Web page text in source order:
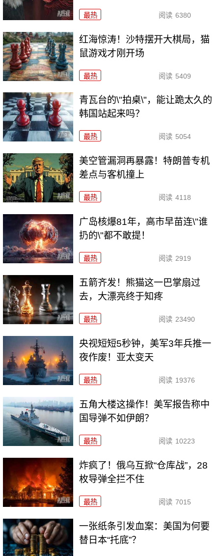
最热 阅读 6380
红海惊涛！沙特摆开大棋局，猫
鼠游戏才刚开场
最热 阅读 5409
青瓦台的\"拍桌\"，能让跪太久的
韩国站起来吗？
最热 阅读 5054
美空管漏洞再暴露！特朗普专机
差点与客机撞上
最热 阅读 4118
广岛核爆81年，高市早苗连\"谁
扔的\"都不敢提！
最热 阅读 2919
五箭齐发！熊猫这一巴掌扇过
去，大漂亮终于知疼
最热 阅读 23490
央视短短5秒钟，美军3年兵推一
夜作废！亚太变天
最热 阅读 19376
五角大楼这操作！美军报告称中
国导弹不如伊朗？
最热 阅读 10223
炸疯了！俄乌互掀“仓库战”，28
枚导弹全拦不住
最热 阅读 7015
一张纸条引发血案：美国为何要
替日本“托底”？